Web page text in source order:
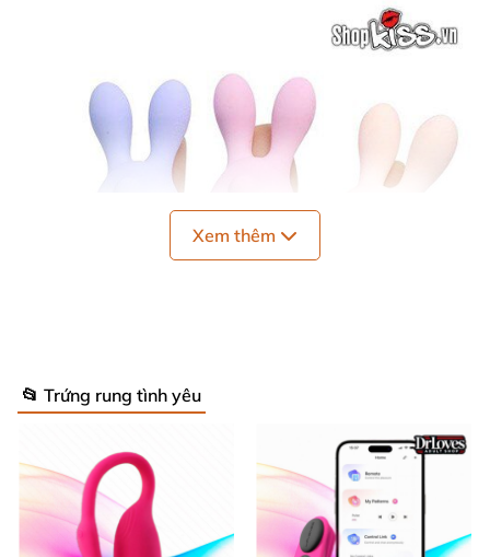
Thông tin chi tiết trứng rung JupinMS55
Thể loại: Trứng rung tình yêu, đồ chơi cho nữ.
Xem thêm
📂 Trứng rung tình yêu